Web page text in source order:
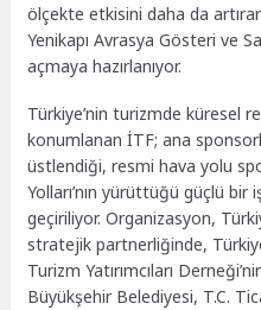
ölçekte etkisini daha da
Yenikapı Avrasya Gösteri ve
açmaya hazırlanıyor.
Türkiye’nin turizmde küresel
konumlanan İTF; ana
üstlendiği, resmi hava yolu
Yolları’nın yürüttüğü güçlü bir
geçiriliyor. Organizasyon,
stratejik partnerliğinde,
Turizm Yatırımcıları
Büyükşehir Belediyesi, T.C.